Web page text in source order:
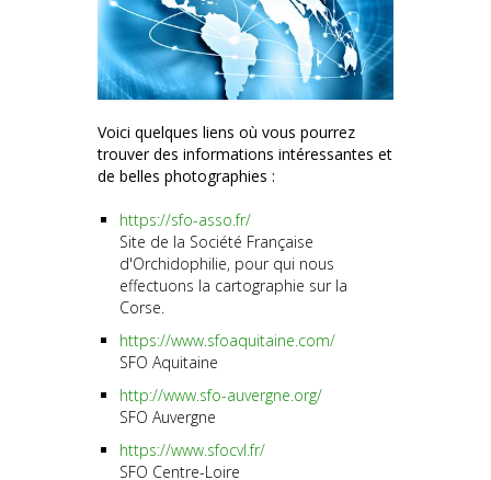
Voici quelques liens où vous pourrez
trouver des informations intéressantes et
de belles photographies :
https://sfo-asso.fr/
Site de la Société Française
d'Orchidophilie, pour qui nous
effectuons la cartographie sur la
Corse.
https://www.sfoaquitaine.com/
SFO Aquitaine
http://www.sfo-auvergne.org/
SFO Auvergne
https://www.sfocvl.fr/
SFO Centre-Loire